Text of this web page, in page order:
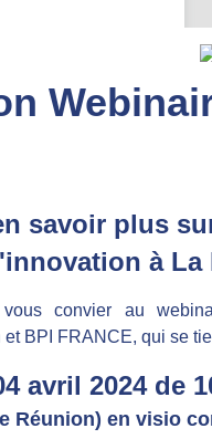
savoir plus
à La
convier au
BPI FRANCE, qui se
avril 2024 de
Réunion) en visio